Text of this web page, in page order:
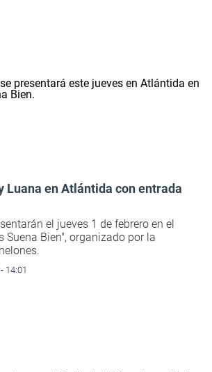
Luana en Atlántida con entrada
el jueves 1 de febrero en el
Suena Bien", organizado por la
14:01